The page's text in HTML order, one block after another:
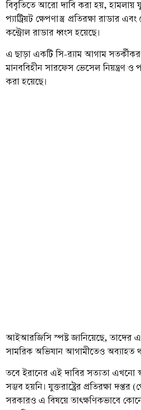
বিবৃতিতে আরো দাবি করা হয়, হামলায়
প্যাট্রিয়ট ক্ষেপণাস্ত্র প্রতিরক্ষা রাডার
কন্ট্রোল রাডার ধ্বংস হয়েছে।
এ ছাড়া একটি সি-র‍্যাম আগাম
মানববিহীন সারফেস ভেসেল নিয়ন্ত্রণ ও
করা হয়েছে।
আইআরজিসি স্পষ্ট জানিয়েছে, তাদের
সামরিক অভিযান আগামীতেও অব্যাহত
তবে ইরানের এই দাবির সত্যতা এখনো
সম্ভব হয়নি। যুক্তরাষ্ট্রের প্রতিরক্ষা দপ্তর
সরকারও এ বিষয়ে তাৎক্ষণিকভাবে